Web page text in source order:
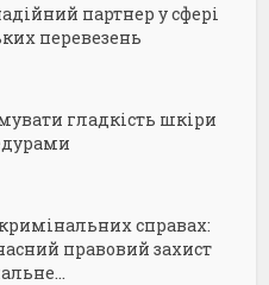
партнер у сфері
перевезень
гладкість шкіри
справах:
правовий захист